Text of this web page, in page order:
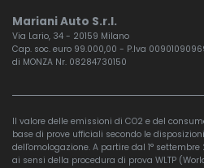
Mariani Auto S.r.l.
Via Lario, 34 - 20159 Milano
Cap. soc. euro 99.000,00 - P.Iva
di MONZA Nr. 08284730150
Il valore delle emissioni di CO2 e del
base di prove ufficiali secondo le
dell'omologazione. A partire dal 1°
ai sensi della procedura di prova WLTP